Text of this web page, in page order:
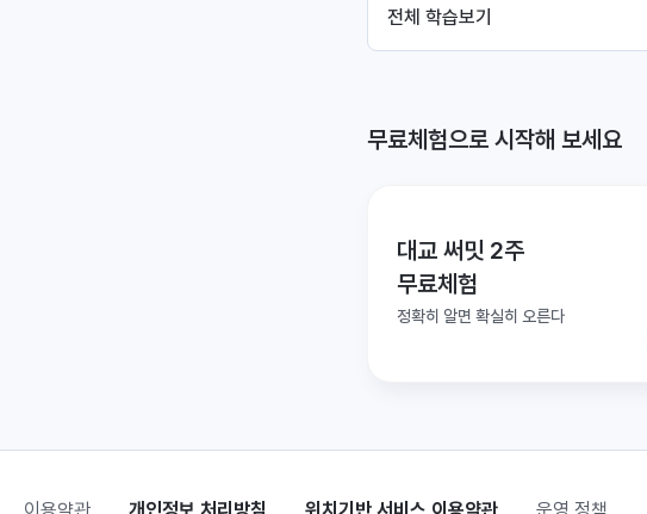
전체 학습보기
무료체험으로 시작해 보세요
대교 써밋 2주
무료체험
정확히 알면 확실히 오른다